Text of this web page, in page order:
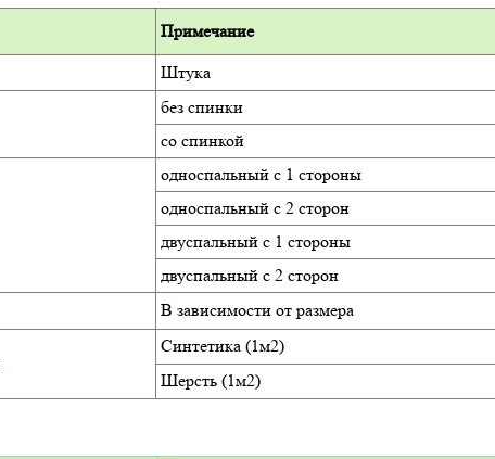
Примечание
Штука
без спинки
со спинкой
односпальный с 1 стороны
односпальный с 2 сторон
двуспальный с 1 стороны
двуспальный с 2 сторон
В зависимости от размера
Синтетика (1м2)
Шерсть (1м2)